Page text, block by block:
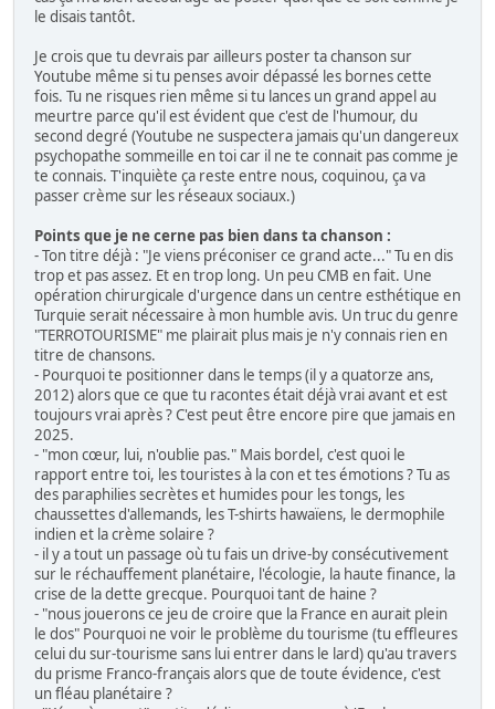
le disais tantôt.
Je crois que tu devrais par ailleurs poster ta chanson sur
Youtube même si tu penses avoir dépassé les bornes cette
fois. Tu ne risques rien même si tu lances un grand appel au
meurtre parce qu'il est évident que c'est de l'humour, du
second degré (Youtube ne suspectera jamais qu'un dangereux
psychopathe sommeille en toi car il ne te connait pas comme je
te connais. T'inquiète ça reste entre nous, coquinou, ça va
passer crème sur les réseaux sociaux.)
Points que je ne cerne pas bien dans ta chanson :
- Ton titre déjà : "Je viens préconiser ce grand acte..." Tu en dis
trop et pas assez. Et en trop long. Un peu CMB en fait. Une
opération chirurgicale d'urgence dans un centre esthétique en
Turquie serait nécessaire à mon humble avis. Un truc du genre
"TERROTOURISME" me plairait plus mais je n'y connais rien en
titre de chansons.
- Pourquoi te positionner dans le temps (il y a quatorze ans,
2012) alors que ce que tu racontes était déjà vrai avant et est
toujours vrai après ? C'est peut être encore pire que jamais en
2025.
- "mon cœur, lui, n'oublie pas." Mais bordel, c'est quoi le
rapport entre toi, les touristes à la con et tes émotions ? Tu as
des paraphilies secrètes et humides pour les tongs, les
chaussettes d'allemands, les T-shirts hawaïens, le dermophile
indien et la crème solaire ?
- il y a tout un passage où tu fais un drive-by consécutivement
sur le réchauffement planétaire, l'écologie, la haute finance, la
crise de la dette grecque. Pourquoi tant de haine ?
- "nous jouerons ce jeu de croire que la France en aurait plein
le dos" Pourquoi ne voir le problème du tourisme (tu effleures
celui du sur-tourisme sans lui entrer dans le lard) qu'au travers
du prisme Franco-français alors que de toute évidence, c'est
un fléau planétaire ?